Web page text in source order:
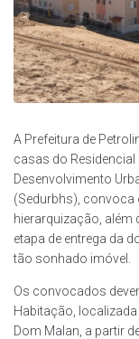
A Prefeitura de
casas do Residencial
Desenvolvimento
(Sedurbhs), convoca
hierarquização, além
etapa de entrega da
tão sonhado imóvel.
Os convocados
Habitação,
Dom Malan, a partir